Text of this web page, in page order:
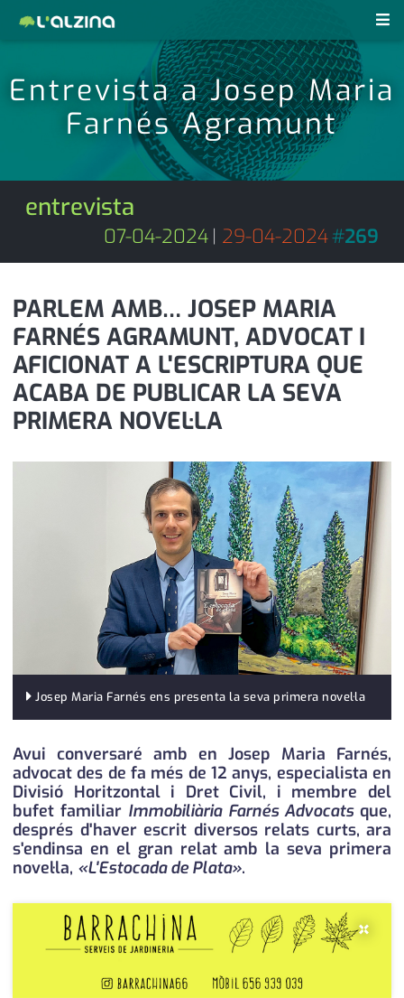
notícies
últimes notícies
activitats
agenda
cultura
economia
empresa
entrevista
esports
medi ambient
opinió
política
promo serveis
reportatge
salut
serveis
societat
urbanisme
editorial
revistes pdf
anunciants
d'interès
contacte
farmàcies
telèfons
calendari
Entrevista a Josep Maria
Farnés Agramunt
entrevista
07-04-2024 | 29-04-2024#269
PARLEM AMB… JOSEP MARIA
FARNÉS AGRAMUNT, ADVOCAT I
AFICIONAT A L'ESCRIPTURA QUE
ACABA DE PUBLICAR LA SEVA
PRIMERA NOVEL·LA
Josep Maria Farnés ens presenta la seva primera novel·la
Avui conversaré amb en Josep Maria Farnés,
advocat des de fa més de 12 anys, especialista en
Divisió Horitzontal i Dret Civil, i membre del
bufet familiar Immobiliària Farnés Advocatsque,
després d'haver escrit diversos relats curts, ara
s'endinsa en el gran relat amb la seva primera
novel·la, «L'Estocada de Plata».
×